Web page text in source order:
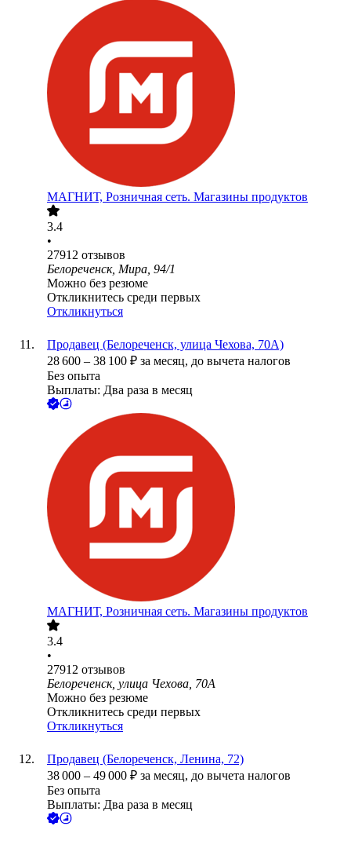
МАГНИТ, Розничная сеть. Магазины продуктов
3.4
•
27912 отзывов
Белореченск, Мира, 94/1
Можно без резюме
Откликнитесь среди первых
Откликнуться
Продавец (Белореченск, улица Чехова, 70А)
28 600 – 38 100 ₽ за месяц, до вычета налогов
Без опыта
Выплаты: Два раза в месяц
МАГНИТ, Розничная сеть. Магазины продуктов
3.4
•
27912 отзывов
Белореченск, улица Чехова, 70А
Можно без резюме
Откликнитесь среди первых
Откликнуться
Продавец (Белореченск, Ленина, 72)
38 000 – 49 000 ₽ за месяц, до вычета налогов
Без опыта
Выплаты: Два раза в месяц